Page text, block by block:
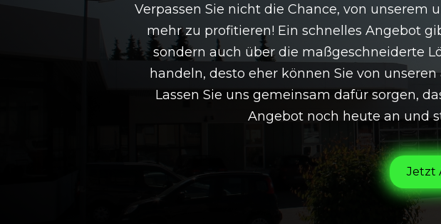
Verpassen Sie nicht die Chance, von unserem
mehr zu profitieren! Ein schnelles Angebot
sondern auch über die maßgeschneiderte
handeln, desto eher können Sie von
Lassen Sie uns gemeinsam dafür sorgen,
Angebot noch heute an und
Jetzt